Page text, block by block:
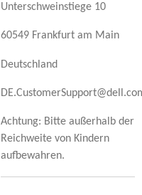
Unterschweinstiege 10
60549 Frankfurt am Main
Deutschland
Achtung: Bitte außerhalb der
Reichweite von Kindern
aufbewahren.